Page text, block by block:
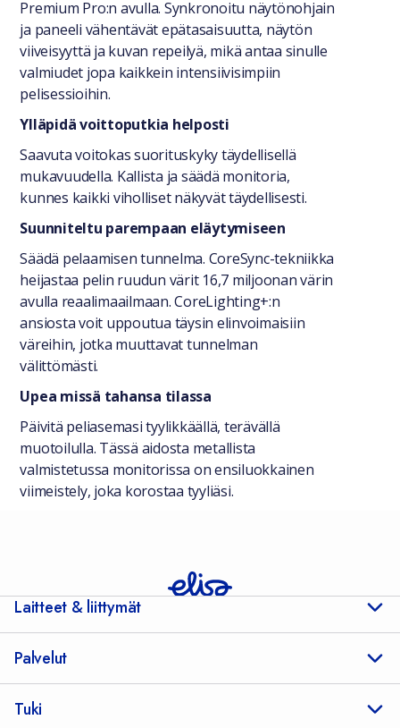
Premium Pro:n avulla. Synkronoitu näytönohjain
ja paneeli vähentävät epätasaisuutta, näytön
viiveisyyttä ja kuvan repeilyä, mikä antaa sinulle
valmiudet jopa kaikkein intensiivisimpiin
pelisessioihin.
Ylläpidä voittoputkia helposti
Saavuta voitokas suorituskyky täydellisellä
mukavuudella. Kallista ja säädä monitoria,
kunnes kaikki viholliset näkyvät täydellisesti.
Suunniteltu parempaan eläytymiseen
Säädä pelaamisen tunnelma. CoreSync-tekniikka
heijastaa pelin ruudun värit 16,7 miljoonan värin
avulla reaalimaailmaan. CoreLighting+:n
ansiosta voit uppoutua täysin elinvoimaisiin
väreihin, jotka muuttavat tunnelman
välittömästi.
Upea missä tahansa tilassa
Päivitä peliasemasi tyylikkäällä, terävällä
muotoilulla. Tässä aidosta metallista
valmistetussa monitorissa on ensiluokkainen
viimeistely, joka korostaa tyyliäsi.
Laitteet & liittymät
Palvelut
Tuki